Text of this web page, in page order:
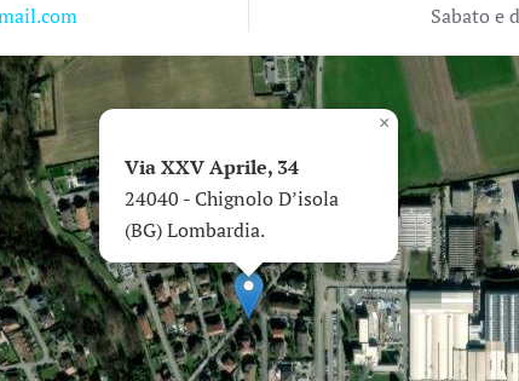
Sabato e
Via XXV Aprile, 34
24040 - Chignolo D’isola
(BG) Lombardia.
×